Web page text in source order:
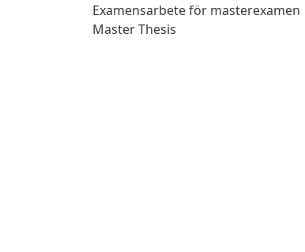
Examensarbete för masterexamen
Master Thesis